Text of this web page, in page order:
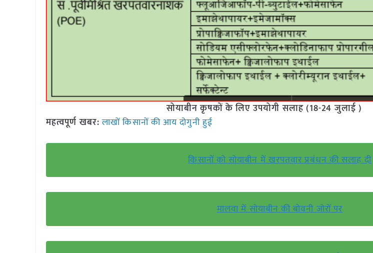
सोयाबीन कृषकों के लिए उपयोगी सलाह (18-24 जुलाई )
महत्वपूर्ण खबर: लाखों किसानों की आय दोगुनी हुई
किसानों को सोयाबीन में खरपतवार प्रबंधन की सलाह दी
मालवा में सोयाबीन की बोवनी जोरों पर